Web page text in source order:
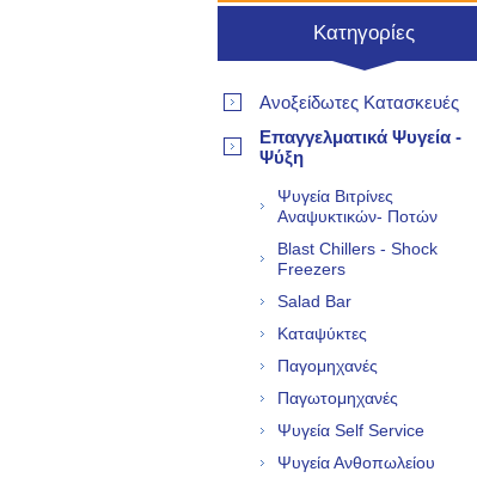
Κατηγορίες
Ανοξείδωτες Κατασκευές
Επαγγελματικά Ψυγεία -
Ψύξη
Ψυγεία Βιτρίνες
Αναψυκτικών- Ποτών
Blast Chillers - Shock
Freezers
Salad Bar
Καταψύκτες
Παγομηχανές
Παγωτομηχανές
Ψυγεία Self Service
Ψυγεία Ανθοπωλείου